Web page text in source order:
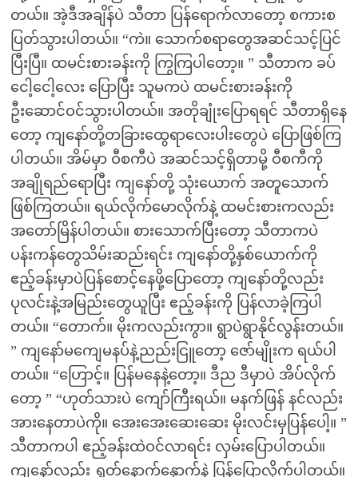
တယ်။ အဲ့ဒီအချိန်ပဲ သီတာ ပြန်ရောက်လာတော့ စကားစ
ပြတ်သွားပါတယ်။ “ကဲ။ သောက်စရာတွေအဆင်သင့်ပြင်
ပြီးပြီ။ ထမင်းစားခန်းကို ကြွကြပါတော့။ ” သီတာက ခပ်
ငေါ့ငေါ့လေး ပြောပြီး သူမကပဲ ထမင်းစားခန်းကို
ဦးဆောင်ဝင်သွားပါတယ်။ အတိုချုံးပြောရရင် သီတာရှိနေ
တော့ ကျနော်တို့တခြားထွေရာလေးပါးတွေပဲ ပြောဖြစ်ကြ
ပါတယ်။ အိမ်မှာ ဝီစကီပဲ အဆင်သင့်ရှိတာမို့ ဝီစကီကို
အချိုရည်ရောပြီး ကျနော်တို့ သုံးယောက် အတူသောက်
ဖြစ်ကြတယ်။ ရယ်လိုက်မောလိုက်နဲ့ ထမင်းစားကလည်း
အတော်မြိန်ပါတယ်။ စားသောက်ပြီးတော့ သီတာကပဲ
ပန်းကန်တွေသိမ်းဆည်းရင်း ကျနော်တို့နှစ်ယောက်ကို
ဧည့်ခန်းမှာပဲပြန်စောင့်နေဖို့ပြောတော့ ကျနော်တို့လည်း
ပုလင်းနဲ့အမြည်းတွေယူပြီး ဧည့်ခန်းကို ပြန်လာခဲ့ကြပါ
တယ်။ “တောက်။ မိုးကလည်းကွာ။ ရွာပဲရွာနိုင်လွန်းတယ်။
” ကျနော်မကျေမနပ်နဲ့ညည်းငြူတော့ ဇော်မျိုးက ရယ်ပါ
တယ်။ “ဟြောင့်။ ပြန်မနေနဲ့တော့။ ဒီည ဒီမှာပဲ အိပ်လိုက်
တော့ ” “ဟုတ်သားပဲ ကျော်ကြီးရယ်။ မနက်ဖြန် နင်လည်း
အားနေတာပဲကို။ အေးအေးဆေးဆေး မိုးလင်းမှပြန်ပေါ့။ ”
သီတာကပါ ဧည့်ခန်းထဲဝင်လာရင်း လှမ်းပြောပါတယ်။
ကျနော်လည်း ရွှတ်နောက်နေုာက်နဲ့ ပြန်ပြောလိုက်ပါတယ်။